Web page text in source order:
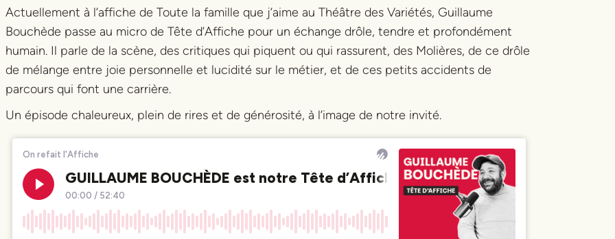
Actuellement à l’affiche de Toute la famille que j’aime au Théâtre des Variétés, Guillaume
Bouchède passe au micro de Tête d’Affiche pour un échange drôle, tendre et profondément
humain. Il parle de la scène, des critiques qui piquent ou qui rassurent, des Molières, de ce drôle
de mélange entre joie personnelle et lucidité sur le métier, et de ces petits accidents de
parcours qui font une carrière.
Un épisode chaleureux, plein de rires et de générosité, à l’image de notre invité.